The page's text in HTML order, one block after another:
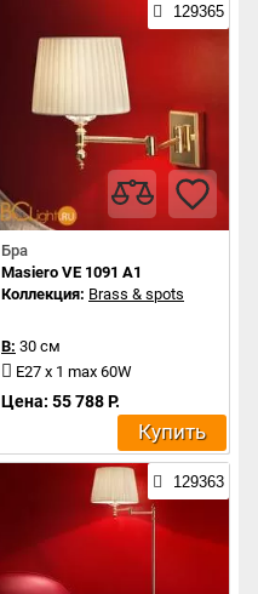
129365
Бра
Masiero VE 1091 A1
Коллекция: Brass & spots
В: 30 см
E27 x 1 max 60W
Цена: 55 788 Р.
Купить
129363